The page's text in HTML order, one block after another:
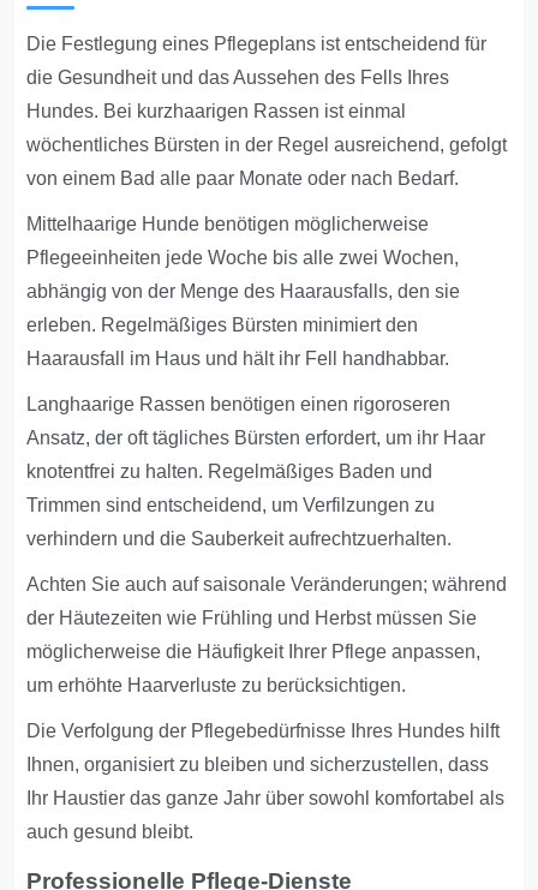
Die Festlegung eines Pflegeplans ist entscheidend für
die Gesundheit und das Aussehen des Fells Ihres
Hundes. Bei kurzhaarigen Rassen ist einmal
wöchentliches Bürsten in der Regel ausreichend, gefolgt
von einem Bad alle paar Monate oder nach Bedarf.
Mittelhaarige Hunde benötigen möglicherweise
Pflegeeinheiten jede Woche bis alle zwei Wochen,
abhängig von der Menge des Haarausfalls, den sie
erleben. Regelmäßiges Bürsten minimiert den
Haarausfall im Haus und hält ihr Fell handhabbar.
Langhaarige Rassen benötigen einen rigoroseren
Ansatz, der oft tägliches Bürsten erfordert, um ihr Haar
knotentfrei zu halten. Regelmäßiges Baden und
Trimmen sind entscheidend, um Verfilzungen zu
verhindern und die Sauberkeit aufrechtzuerhalten.
Achten Sie auch auf saisonale Veränderungen; während
der Häutezeiten wie Frühling und Herbst müssen Sie
möglicherweise die Häufigkeit Ihrer Pflege anpassen,
um erhöhte Haarverluste zu berücksichtigen.
Die Verfolgung der Pflegebedürfnisse Ihres Hundes hilft
Ihnen, organisiert zu bleiben und sicherzustellen, dass
Ihr Haustier das ganze Jahr über sowohl komfortabel als
auch gesund bleibt.
Professionelle Pflege-Dienste